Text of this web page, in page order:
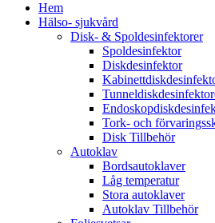
Hem
Hälso- sjukvård
Disk- & Spoldesinfektorer
Spoldesinfektor
Diskdesinfektor
Tork- och
Disk Tillbehör
Autoklav
Bordsautoklaver
Låg temperatur
Stora autoklaver
Autoklav Tillbehör